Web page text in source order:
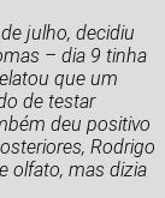
julho, decidiu
– dia 9 tinha
que um
de testar
deu positivo
Rodrigo
olfato, mas dizia